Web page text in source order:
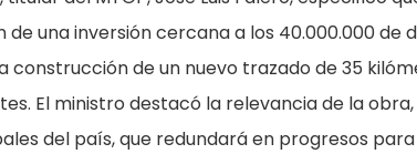
de una inversión cercana a los 40.000.000 de
construcción de un nuevo trazado de 35
El ministro destacó la relevancia de la
del país, que redundará en progresos